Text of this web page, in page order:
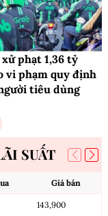
phạt 1,36 tỷ
vi phạm quy định
tiêu dùng
SUẤT
Giá bán
143,900